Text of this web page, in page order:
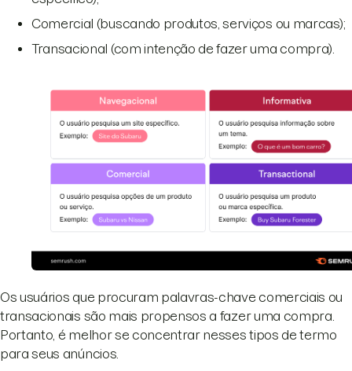
Comercial (buscando produtos, serviços ou marcas);
Transacional (com intenção de fazer uma compra).
Os usuários que procuram palavras-chave comerciais ou
transacionais são mais propensos a fazer uma compra.
Portanto, é melhor se concentrar nesses tipos de termo
para seus anúncios.